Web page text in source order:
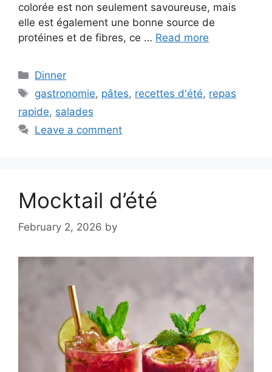
colorée est non seulement savoureuse, mais
elle est également une bonne source de
protéines et de fibres, ce … Read more
Categories
Dinner
Tags
gastronomie, pâtes, recettes d'été, repas
rapide, salades
Leave a comment
Mocktail d’été
February 2, 2026 by